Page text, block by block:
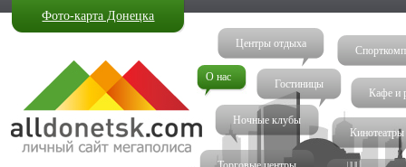
Фото-карта Донецка
О нас
Ночные клубы
Гостиницы
Кинотеатры
Кафе и
Центры отдыха